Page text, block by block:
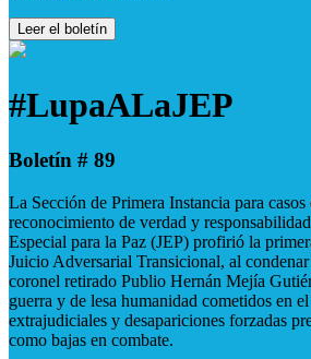
Leer el boletín
#LupaALaJEP
Boletín # 89
La Sección de Primera Instancia para casos
reconocimiento de verdad y
Especial para la Paz (JEP) profirió la
Juicio Adversarial Transicional, al
coronel retirado Publio Hernán Mejía
guerra y de lesa humanidad cometidos en
extrajudiciales y desapariciones forzadas
como bajas en combate.